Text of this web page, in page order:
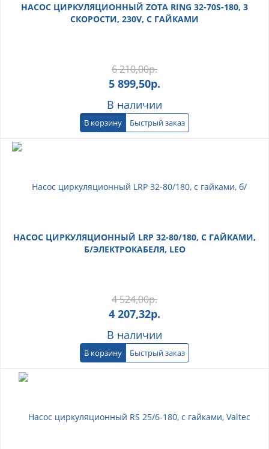
НАСОС ЦИРКУЛЯЦИОННЫЙ ZOTA RING 32-70S-180, 3
СКОРОСТИ, 230V, C ГАЙКАМИ
6 210,00р.
5 899,50р.
В наличии
В корзину Быстрый заказ
НАСОС ЦИРКУЛЯЦИОННЫЙ LRP 32-80/180, С ГАЙКАМИ,
Б/ЭЛЕКТРОКАБЕЛЯ, LEO
4 524,00р.
4 207,32р.
В наличии
В корзину Быстрый заказ